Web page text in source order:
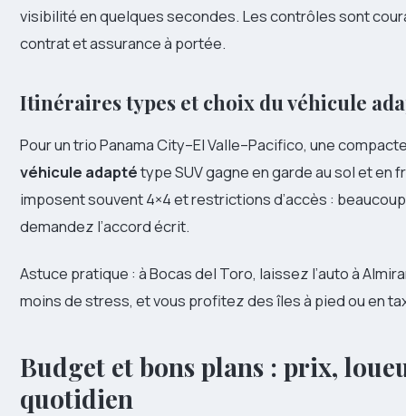
visibilité en quelques secondes. Les contrôles sont
contrat et assurance à portée.
Itinéraires types et choix du véhicule
Pour un trio Panama City–El Valle–Pacifico, une
véhicule adaptétype SUV gagne en garde au sol et en
imposent souvent 4×4 et restrictions d’accès :
demandez l’accord écrit.
Astuce pratique : à Bocas del Toro, laissez l’auto à
moins de stress, et vous profitez des îles à pied ou en
Budget et bons plans : prix,
quotidien